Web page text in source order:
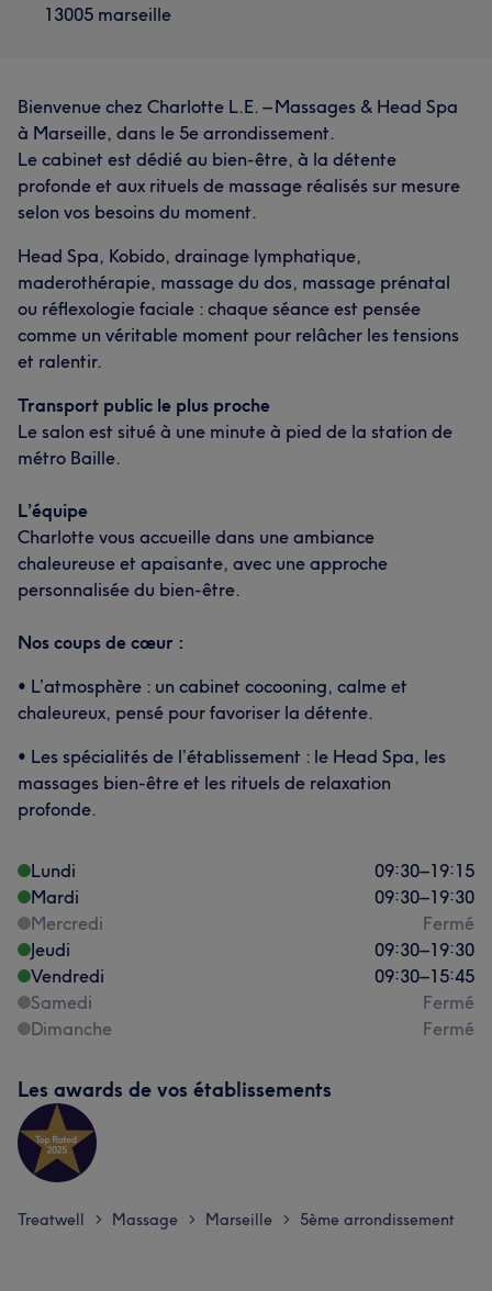
13005 marseille
Bienvenue chez Charlotte L.E. – Massages & Head Spa
à Marseille, dans le 5e arrondissement.
Le cabinet est dédié au bien-être, à la détente
profonde et aux rituels de massage réalisés sur mesure
selon vos besoins du moment.
Head Spa, Kobido, drainage lymphatique,
maderothérapie, massage du dos, massage prénatal
ou réflexologie faciale : chaque séance est pensée
comme un véritable moment pour relâcher les tensions
et ralentir.
Transport public le plus proche
Le salon est situé à une minute à pied de la station de
métro Baille.
L’équipe
Charlotte vous accueille dans une ambiance
chaleureuse et apaisante, avec une approche
personnalisée du bien-être.
Nos coups de cœur :
• L’atmosphère : un cabinet cocooning, calme et
chaleureux, pensé pour favoriser la détente.
• Les spécialités de l’établissement : le Head Spa, les
massages bien-être et les rituels de relaxation
profonde.
Lundi 09:30–19:15
Mardi
09:30–19:30
Mercredi
Fermé
Jeudi
09:30–19:30
Vendredi
09:30–15:45
Samedi
Fermé
Dimanche
Fermé
Les awards de vos établissements
Treatwell > Massage > Marseille > 5ème arrondissement